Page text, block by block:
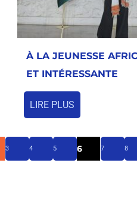
À LA JEUNESSE
ET INTÉRESSANTE
LIRE PLUS
3 4 5 6 7 8